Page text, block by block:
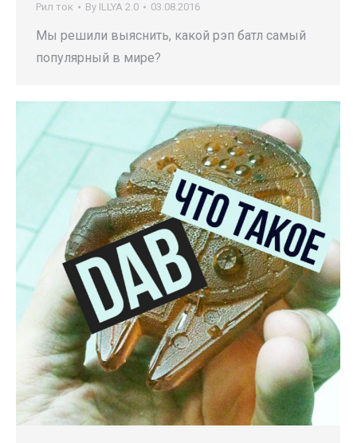
Рил ток By ILLYA 2.0 03.08.2016
Мы решили выяснить, какой рэп батл самый
популярный в мире?